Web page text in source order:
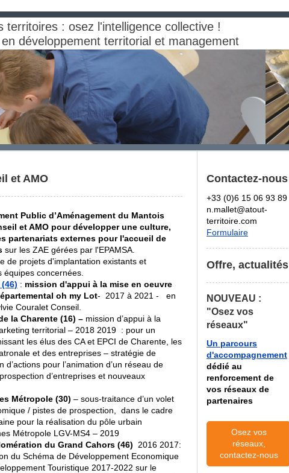
: osez l'intelligence collective !
développement territorial et management
et AMO
Public d’Aménagement du Mantois
et AMO pour développer une culture,
partenariats externes pour l'accueil de
sur les ZAE gérées par l'EPAMSA.
de projets d'implantation existants et
concernées.
: mission d'appui à la mise en oeuvre
oh my Lot- 2017 à 2021 - en
Couralet Conseil.
la Charente (16) – mission d’appui à la
territorial – 2018 2019 : pour un
les élus des CA et EPCI de Charente, les
et des entreprises – stratégie de
d’actions pour l’animation d’un réseau de
d’entreprises et nouveaux
Métropole (30) – sous-traitance d’un volet
/ pistes de prospection, dans le cadre
pour la réalisation du pôle urbain
Métropole LGV-MS4 – 2019
du Grand Cahors (46)
2016 2017:
du Schéma de Développement Economique
Touristique 2017-2022 sur le
Contactez-nous
+33 (0)6 15 06 93 89
n.mallet@atout-
territoire.com
Formulaire
Offre, actualités
NOUVEAU :
"Osez vos
réseaux"
Un parcours
d'accompagnement
dédié au
renforcement de
vos réseaux de
partenaires
Osez vos
réseaux,
contactez-nous